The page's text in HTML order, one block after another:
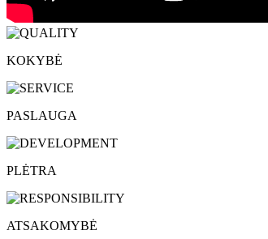
KOKYBĖ
PASLAUGA
PLĖTRA
ATSAKOMYBĖ